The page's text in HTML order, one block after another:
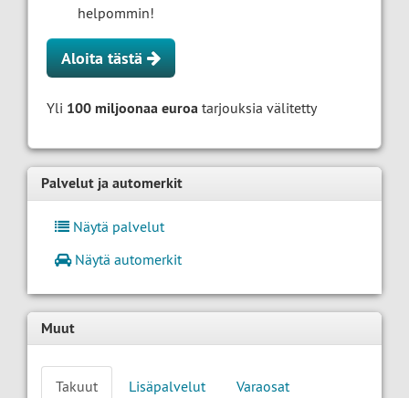
helpommin!
Aloita tästä
Yli 100 miljoonaa euroa tarjouksia välitetty
Palvelut ja automerkit
Näytä palvelut
Näytä automerkit
Muut
Takuut Lisäpalvelut Varaosat